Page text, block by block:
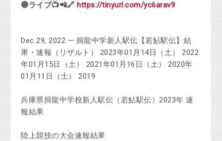
🔴ライブ📺📲🔗 https://tinyurl.com/yc6arav9
Dec 29, 2022 — 揖龍中学新人駅伝【若鮎駅伝】結
果・速報（リザルト） 2023年01月14日（土） 2022
年01月15日（土） 2021年01月16日（土） 2020年
01月11日（土） 2019
兵庫県揖龍中学校新人駅伝（若鮎駅伝）2023年 速
報結果
陸上競技の大会速報結果